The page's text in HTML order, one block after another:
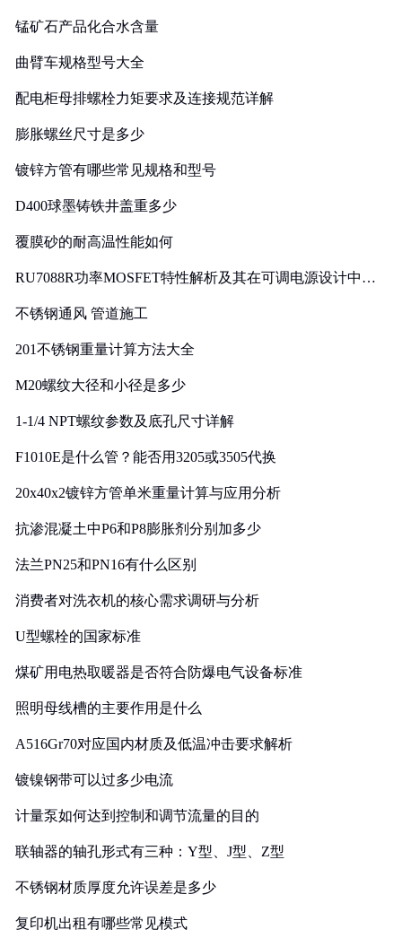
锰矿石产品化合水含量
曲臂车规格型号大全
配电柜母排螺栓力矩要求及连接规范详解
膨胀螺丝尺寸是多少
镀锌方管有哪些常见规格和型号
D400球墨铸铁井盖重多少
覆膜砂的耐高温性能如何
RU7088R功率MOSFET特性解析及其在可调电源设计中的
不锈钢通风 管道施工
201不锈钢重量计算方法大全
M20螺纹大径和小径是多少
1-1/4 NPT螺纹参数及底孔尺寸详解
F1010E是什么管？能否用3205或3505代换
20x40x2镀锌方管单米重量计算与应用分析
抗渗混凝土中P6和P8膨胀剂分别加多少
法兰PN25和PN16有什么区别
消费者对洗衣机的核心需求调研与分析
U型螺栓的国家标准
煤矿用电热取暖器是否符合防爆电气设备标准
照明母线槽的主要作用是什么
A516Gr70对应国内材质及低温冲击要求解析
镀镍钢带可以过多少电流
计量泵如何达到控制和调节流量的目的
联轴器的轴孔形式有三种：Y型、J型、Z型
不锈钢材质厚度允许误差是多少
复印机出租有哪些常见模式